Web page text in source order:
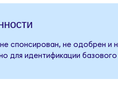
спонсирован, не одобрен и
для идентификации